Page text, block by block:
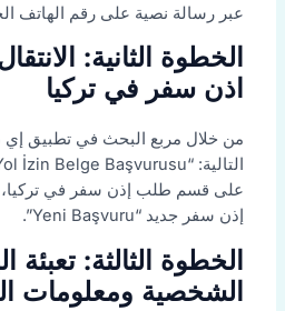
عبر رسالة نصية على رقم الهاتف
الخطوة الثانية:
اذن سفر في تركيا
من خلال مربع البحث في تطبيق إي
على قسم طلب إذن سفر في
إذن سفر جديد “Yeni Başvuru”.
الخطوة الثالثة: تعبئة
الشخصية ومعلومات